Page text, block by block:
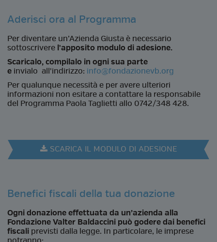
Aderisci ora al Programma
Per diventare un’Azienda Giusta è necessario
sottoscrivere l'apposito modulo di adesione.
Scaricalo, compilalo in ogni sua parte
e invialo all'indirizzo: info@fondazionevb.org
Per qualunque necessità e per avere ulteriori
informazioni non esitare a contattare la responsabile
del Programma Paola Taglietti allo 0742/348 428.
SCARICA IL MODULO DI ADESIONE
Benefici fiscali della tua donazione
Ogni donazione effettuata da un’azienda alla
Fondazione Valter Baldaccini può godere dai benefici
fiscali previsti dalla legge. In particolare, le imprese